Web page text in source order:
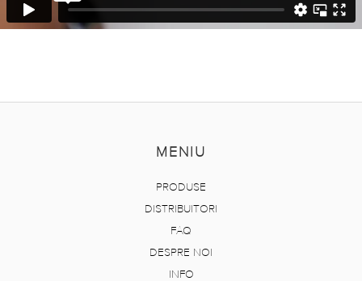
MENIU
PRODUSE
DISTRIBUITORI
FAQ
DESPRE NOI
INFO